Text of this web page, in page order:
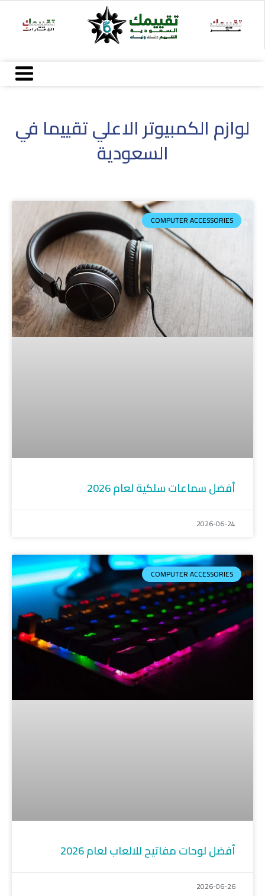
تخطي
المحتوى
لوازم الكمبيوتر الاعلي تقييما في
السعودية
COMPUTER ACCESSORIES
أفضل سماعات سلكية لعام 2026
2026-06-24
COMPUTER ACCESSORIES
أفضل لوحات مفاتيح للالعاب لعام 2026
2026-06-26